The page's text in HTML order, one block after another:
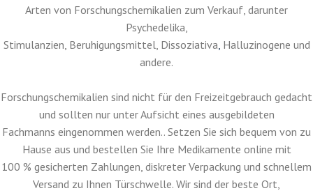
Shop für Forschungschemikalien mit hochwertigen
Produkten für Ihre Gesundheit. Zum Verkauf stehende
Forschungschemikalien sind Medikamente, die speziell für
wissenschaftliche
häufig verwendet, um die Auswirkungen verschiedener Substanzen
auf den
menschlichen Körper zu untersuchen. Es gibt viele verschiedene
Arten von Forschungschemikalien zum Verkauf, darunter
Psychedelika,
Stimulanzien, Beruhigungsmittel, Dissoziativa,Halluzinogene und